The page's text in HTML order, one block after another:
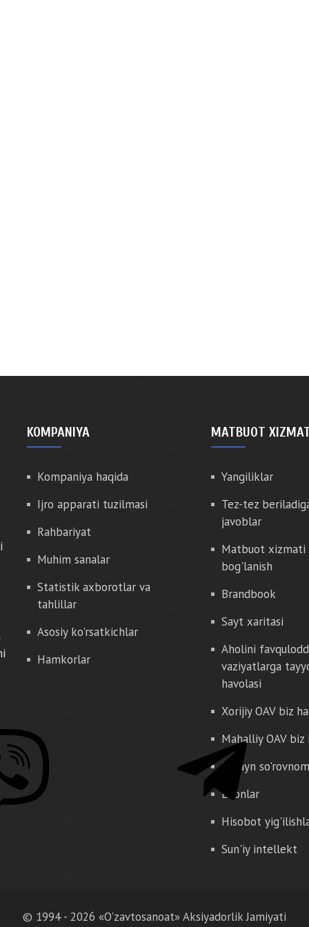
KOMPANIYA
Kompaniya haqida
Ijro apparati tuzilmasi
Rahbariyat
Muhim sanalar
Statistik axborotlar va
tahlillar
Asosiy ko'rsatkichlar
Hamkorlar
MATBUOT
Yangiliklar
Tez-tez
javoblar
Matbuot xizmati
bog'lanish
Brandbook
Sayt xaritasi
Aholini
vaziyatlarga
havolasi
Xorijiy OAV biz
Mahalliy OAV biz
Onlayn
E'lonlar
Hisobot
Sun'iy intellekt
© 1994 - 2026 «O'zavtosanoat» Aksiyadorlik Jamiyati